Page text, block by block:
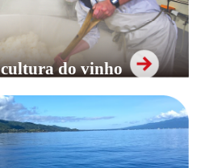
cultura do vinho